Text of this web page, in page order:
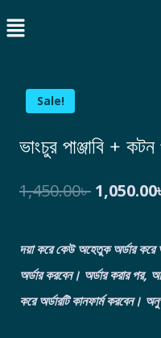
Sale!
ভাংচুর পাঞ্জাবি +
1,450.00৳ 1,050.00
দয়া করে কেউ অহেতুক অর্ডার করে
অর্ডার করবেন। অর্ডার করার পর,
করে অর্ডারটি কানফার্ম করবেন।